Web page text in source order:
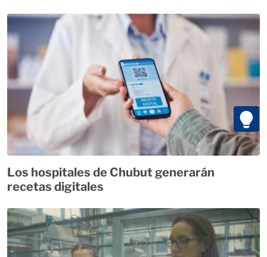
Los hospitales de Chubut generarán
recetas digitales